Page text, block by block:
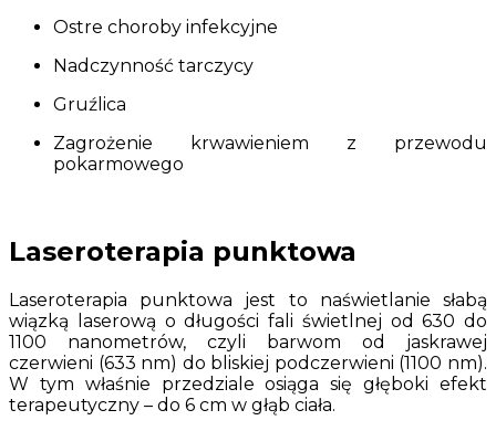
Ostre choroby infekcyjne
Nadczynność tarczycy
Gruźlica
Zagrożenie krwawieniem z przewodu
pokarmowego
Laseroterapia punktowa
Laseroterapia punktowa jest to naświetlanie słabą
wiązką laserową o długości fali świetlnej od 630 do
1100 nanometrów, czyli barwom od jaskrawej
czerwieni (633 nm) do bliskiej podczerwieni (1100 nm).
W tym właśnie przedziale osiąga się głęboki efekt
terapeutyczny – do 6 cm w głąb ciała.